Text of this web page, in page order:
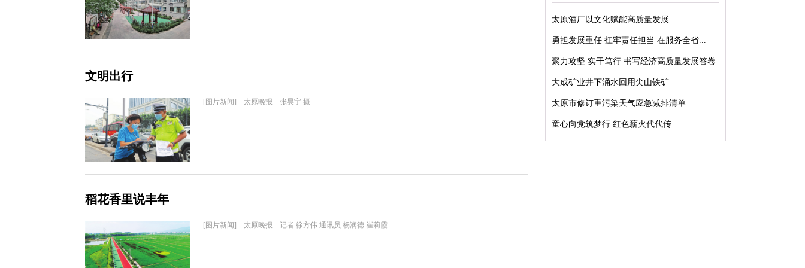
文明出行
[图片新闻] 太原晚报 张昊宇 摄
稻花香里说丰年
[图片新闻] 太原晚报 记者 徐方伟 通讯员 杨润德 崔莉霞
太原酒厂以文化赋能高质量发展
勇担发展重任 扛牢责任担当 在服务全省...
聚力攻坚 实干笃行 书写经济高质量发展答卷
大成矿业井下涌水回用尖山铁矿
太原市修订重污染天气应急减排清单
童心向党筑梦行 红色薪火代代传